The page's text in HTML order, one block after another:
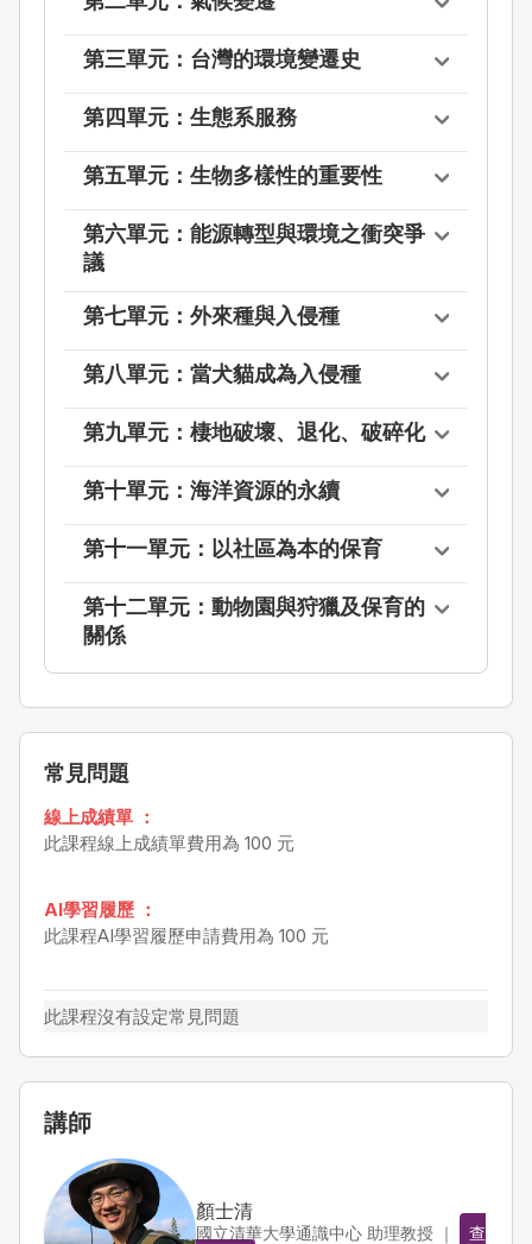
第三單元：台灣的環境變遷史
第四單元：生態系服務
第五單元：生物多樣性的重要性
第六單元：能源轉型與環境之衝突爭
議
第七單元：外來種與入侵種
第八單元：當犬貓成為入侵種
第九單元：棲地破壞、退化、破碎化
第十單元：海洋資源的永續
第十一單元：以社區為本的保育
第十二單元：動物園與狩獵及保育的
關係
常見問題
線上成績單 ：
此課程線上成績單費用為 100 元
AI學習履歷 ：
此課程AI學習履歷申請費用為 100 元
此課程沒有設定常見問題
講師
顏士清
國立清華大學通識中心 助理教授 ｜
查